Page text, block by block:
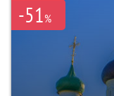
-51%